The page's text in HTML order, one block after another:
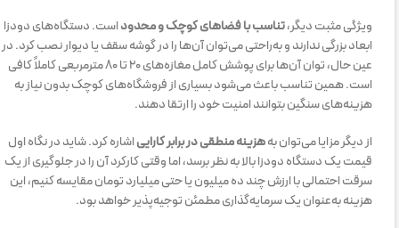
ویژگی مثبت دیگر،تناسب با فضاهای کوچک و محدوداست. دستگاه‌های دودزا
ابعاد بزرگی ندارند و به‌راحتی می‌توان آن‌ها را در گوشه سقف یا دیوار نصب کرد. در
عین حال، توان آن‌ها برای پوشش کامل مغازه‌های ۲۰ تا ۸۰ مترمربعی کاملاً کافی
است. همین تناسب باعث می‌شود بسیاری از فروشگاه‌های کوچک بدون نیاز به
هزینه‌های سنگین بتوانند امنیت خود را ارتقا دهند.
از دیگر مزایا می‌توان بههزینه منطقی در برابر کاراییاشاره کرد. شاید در نگاه اول
قیمت یک دستگاه دودزا بالا به نظر برسد، اما وقتی کارکرد آن را در جلوگیری از یک
سرقت احتمالی با ارزش چند ده میلیون یا حتی میلیارد تومان مقایسه کنیم، این
هزینه به‌عنوان یک سرمایه‌گذاری مطمئن توجیه‌پذیر خواهد بود.